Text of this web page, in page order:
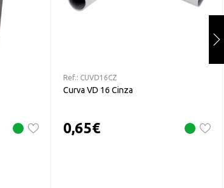
Ref.: CUVD16CZ
Curva VD 16 Cinza
0,65€